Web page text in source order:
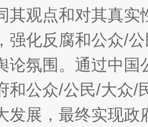
其观点和对其真实
，强化反腐和公众/
论氛围。通过中
和公众/公民/大众/
发展，最终实现